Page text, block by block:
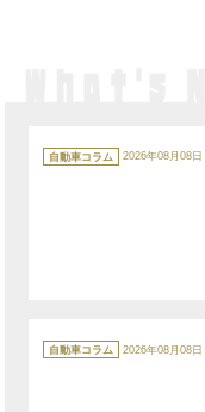
テ
ゴ
自動車コラム 2026年08月08日
テ
ゴ
自動車コラム 2026年08月08日